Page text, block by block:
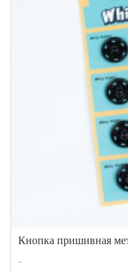
Кнопка пришивная
..